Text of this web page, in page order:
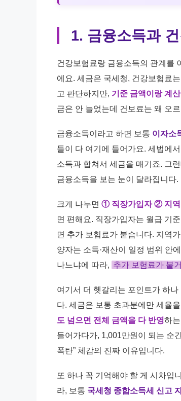
1. 금융소득과
건강보험료랑 금융소득의 관계를
에요. 세금은 국세청, 건강보험료
고 판단하지만, 기준 금액이랑 계
금은 안 늘었는데 건보료는 왜 오
금융소득이라고 하면 보통 이자소
들이 다 여기에 들어가요. 세법에
소득과 합쳐서 세금을 매기죠. 그
금융소득을 보는 눈이 달라집니다.
크게 나누면 ① 직장가입자 ② 지역
면 편해요. 직장가입자는 월급 기
면 추가 보험료가 붙습니다. 지역
양자는 소득·재산이 일정 범위 안
나느냐에 따라, 추가 보험료가 붙
여기서 더 헷갈리는 포인트가 하나
다. 세금은 보통 초과분에만 세율
도 넘으면 전체 금액을 다 반영하
들어가다가, 1,001만원이 되는 순
폭탄” 체감의 진짜 이유입니다.
또 하나 꼭 기억해야 할 게 시차입
라, 보통 국세청 종합소득세 신고